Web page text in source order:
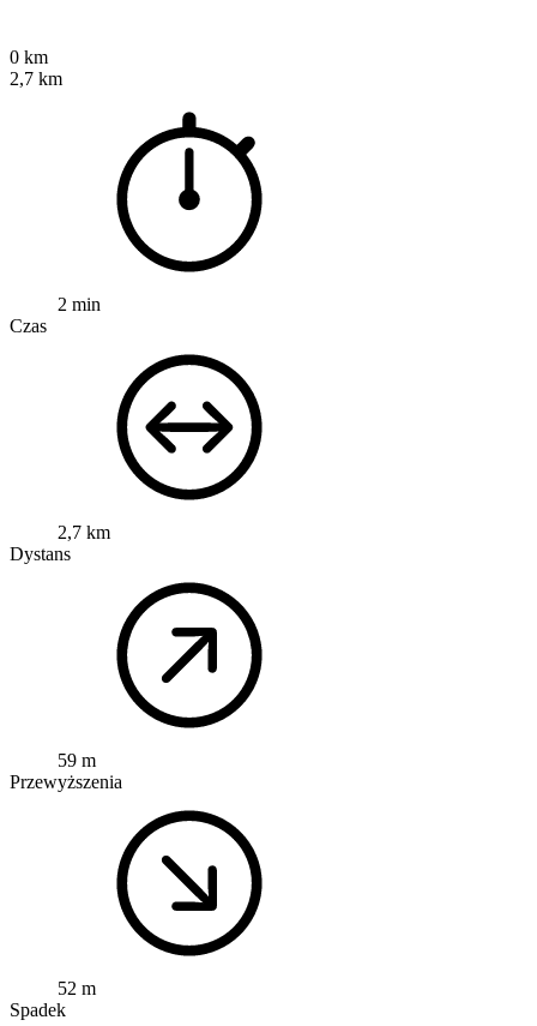
0 km
2,7 km
2 min
Czas
2,7 km
Dystans
59 m
Przewyższenia
52 m
Spadek